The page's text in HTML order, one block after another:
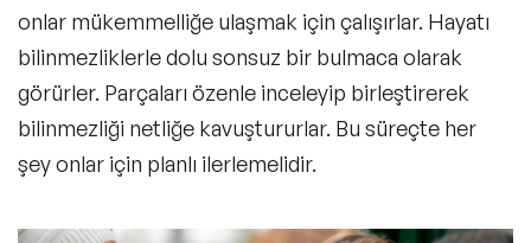
onlar mükemmelliğe ulaşmak için çalışırlar. Hayatı
bilinmezliklerle dolu sonsuz bir bulmaca olarak
görürler. Parçaları özenle inceleyip birleştirerek
bilinmezliği netliğe kavuştururlar. Bu süreçte her
şey onlar için planlı ilerlemelidir.